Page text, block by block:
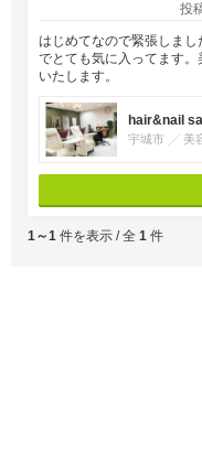
投
はじめてなので緊張しま
でとても気に入ってます
いたします。
hair&nail
宇城市 美
1～1 件を表示 / 全 1 件